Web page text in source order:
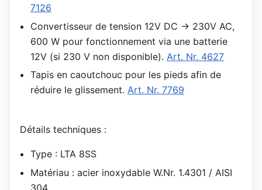
7126
Convertisseur de tension 12V DC → 230V AC,
600 W pour fonctionnement via une batterie
12V (si 230 V non disponible). Art. Nr. 4627
Tapis en caoutchouc pour les pieds afin de
réduire le glissement. Art. Nr. 7769
Détails techniques :
Type : LTA 8SS
Matériau : acier inoxydable W.Nr. 1.4301 / AISI
304